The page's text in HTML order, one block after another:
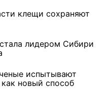
клещи сохраняют
лидером Сибири
испытывают
новый способ